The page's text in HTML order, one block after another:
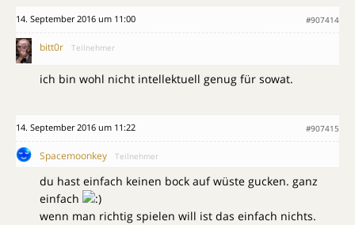
14. September 2016 um 11:00 #907414
bitt0r Teilnehmer
ich bin wohl nicht intellektuell genug für sowat.
14. September 2016 um 11:22 #907415
Spacemoonkey Teilnehmer
du hast einfach keinen bock auf wüste gucken. ganz
einfach
wenn man richtig spielen will ist das einfach nichts.